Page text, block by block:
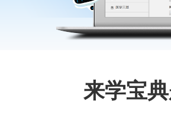
来学宝